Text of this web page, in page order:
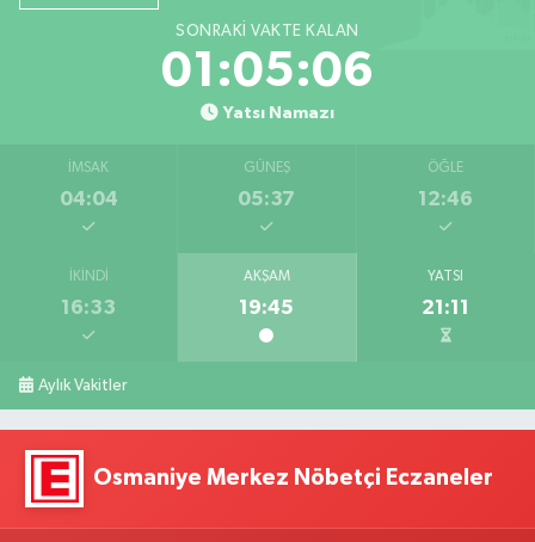
SONRAKI VAKTE KALAN
01:05:05
Yatsı Namazı
İMSAK
04:04
GÜNEŞ
05:37
ÖĞLE
12:46
İKINDI
16:33
AKŞAM
19:45
YATSI
21:11
Aylık Vakitler
Osmaniye Merkez Nöbetçi Eczaneler